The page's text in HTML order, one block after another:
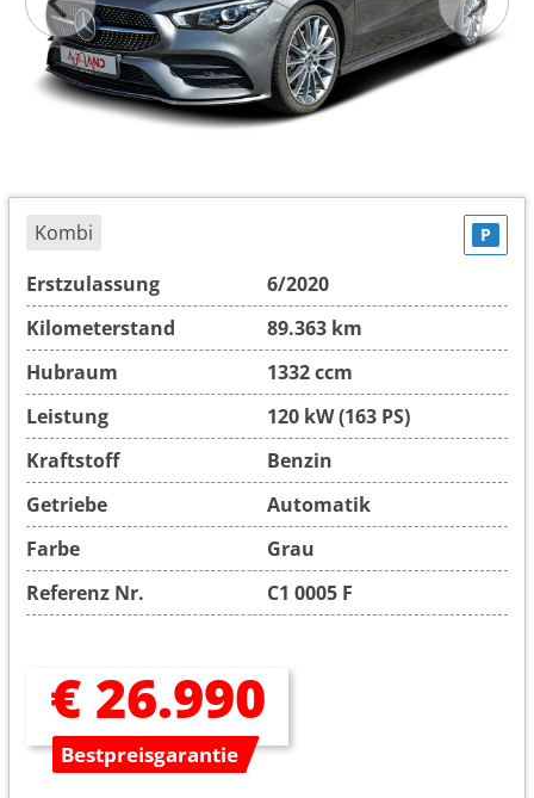
Kombi P
Erstzulassung
6/2020
Kilometerstand
89.363 km
Hubraum
1332 ccm
Leistung
120 kW (163 PS)
Kraftstoff
Benzin
Getriebe
Automatik
Farbe
Grau
Referenz Nr.
C1 0005 F
€ 26.990
Bestpreisgarantie